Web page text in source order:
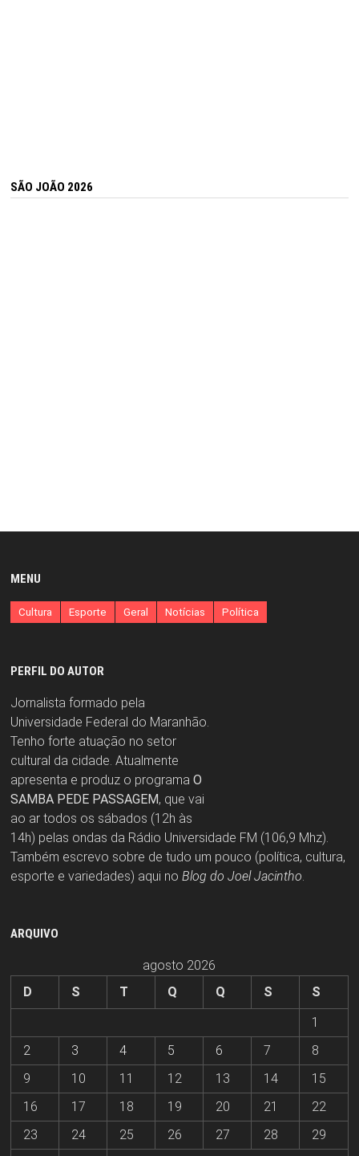
SÃO JOÃO 2026
MENU
Cultura Esporte Geral Notícias Política
PERFIL DO AUTOR
Jornalista formado pela
Universidade Federal do Maranhão.
Tenho forte atuação no setor
cultural da cidade. Atualmente
apresenta e produz o programa O
SAMBA PEDE PASSAGEM, que vai
ao ar todos os sábados (12h às
14h) pelas ondas da Rádio Universidade FM (106,9 Mhz).
Também escrevo sobre de tudo um pouco (política, cultura,
esporte e variedades) aqui no Blog do Joel Jacintho.
ARQUIVO
agosto 2026
D
S T Q Q S
S
1
2
3 4 5 6 7
8
9
10 11 12 13 14
15
16
17 18 19 20 21
22
23
24 25 26 27 28
29